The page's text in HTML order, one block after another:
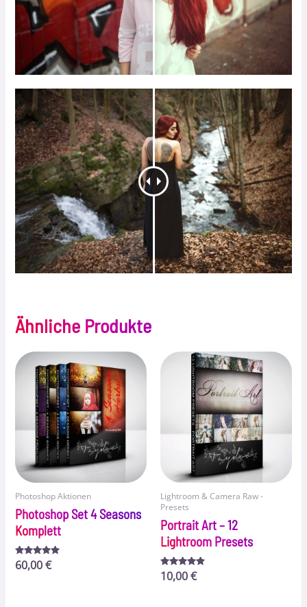
Ähnliche Produkte
Photoshop Aktionen
Photoshop Set 4 Seasons
Komplett
Bewertet
mit
60,00€
Lightroom & Camera Raw -
Presets
Portrait Art – 12
Lightroom Presets
Bewertet
mit
10,00€